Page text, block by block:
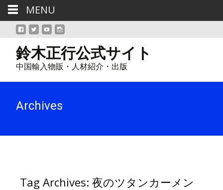
鈴木正行公式サイト
中国輸入物販・人材紹介・出版
Archives
Tag Archives: 夜のツタンカーメン
MENU